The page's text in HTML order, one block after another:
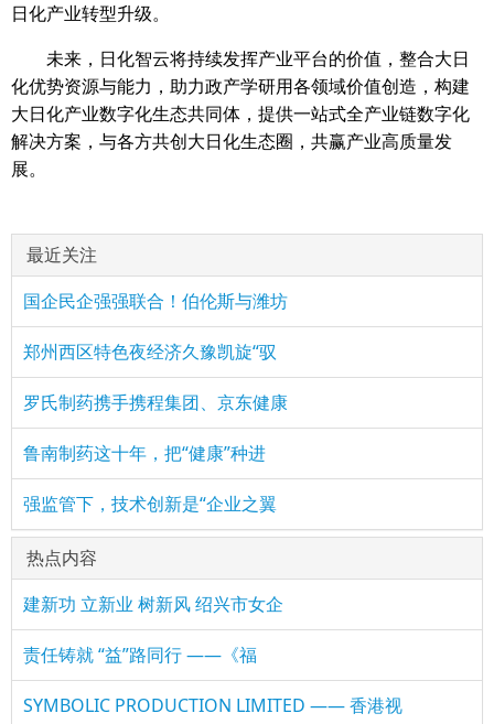
日化产业转型升级。
未来，日化智云将持续发挥产业平台的价值，整合大日
化优势资源与能力，助力政产学研用各领域价值创造，构建
大日化产业数字化生态共同体，提供一站式全产业链数字化
解决方案，与各方共创大日化生态圈，共赢产业高质量发
展。
最近关注
国企民企强强联合！伯伦斯与潍坊
郑州西区特色夜经济久豫凯旋“驭
罗氏制药携手携程集团、京东健康
鲁南制药这十年，把“健康”种进
强监管下，技术创新是“企业之翼
热点内容
建新功 立新业 树新风 绍兴市女企
责任铸就 “益”路同行 ——《福
SYMBOLIC PRODUCTION LIMITED —— 香港视